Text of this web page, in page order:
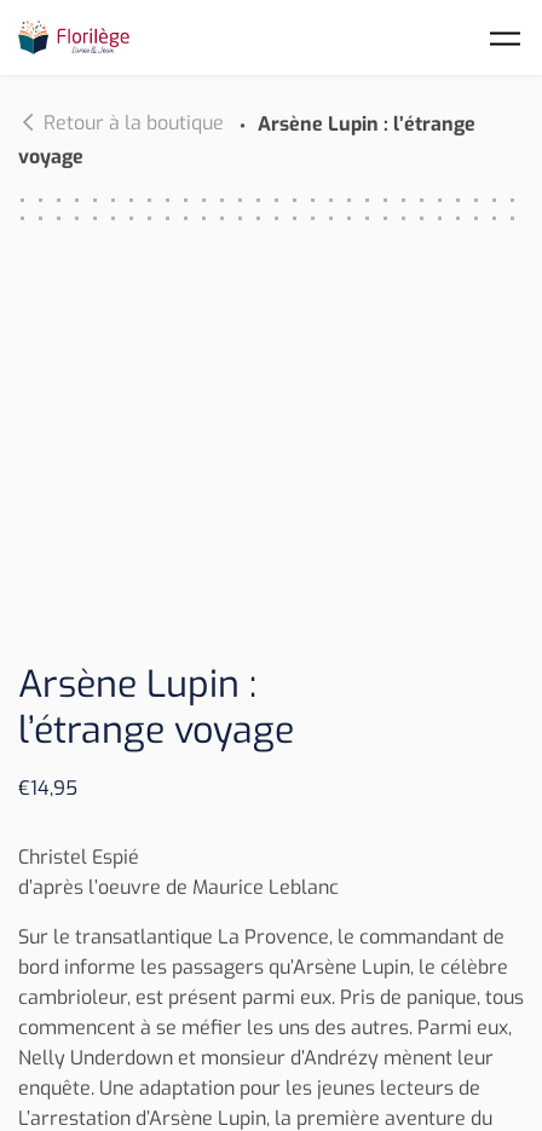
Retour à la boutique
Arsène Lupin : l’étrange
voyage
Arsène Lupin :
l’étrange voyage
€14,95
Christel Espié
d’après l’oeuvre de Maurice Leblanc
Sur le transatlantique La Provence, le commandant de
bord informe les passagers qu’Arsène Lupin, le célèbre
cambrioleur, est présent parmi eux. Pris de panique, tous
commencent à se méfier les uns des autres. Parmi eux,
Nelly Underdown et monsieur d’Andrézy mènent leur
enquête. Une adaptation pour les jeunes lecteurs de
L’arrestation d’Arsène Lupin, la première aventure du